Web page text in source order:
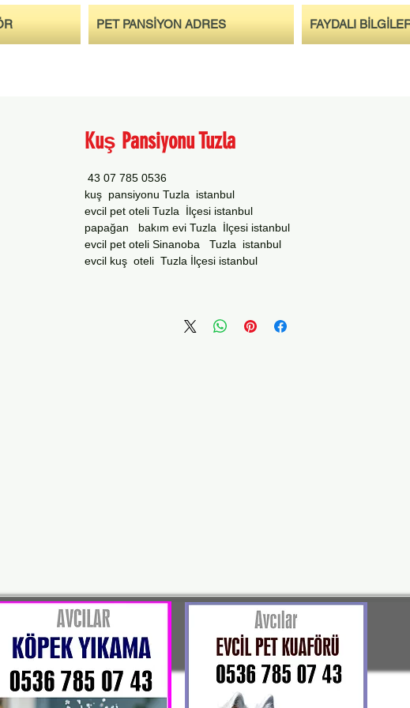
PET PANSİYON ADRES FAYDALI
Kuş Pansiyonu Tuzla
0536 785 07 43
kuş pansiyonu Tuzla istanbul
evcil pet oteli Tuzla İlçesi istanbul
papağan bakım evi Tuzla İlçesi istanbul
evcil pet oteli Sinanoba Tuzla istanbul
evcil kuş oteli Tuzla İlçesi istanbul